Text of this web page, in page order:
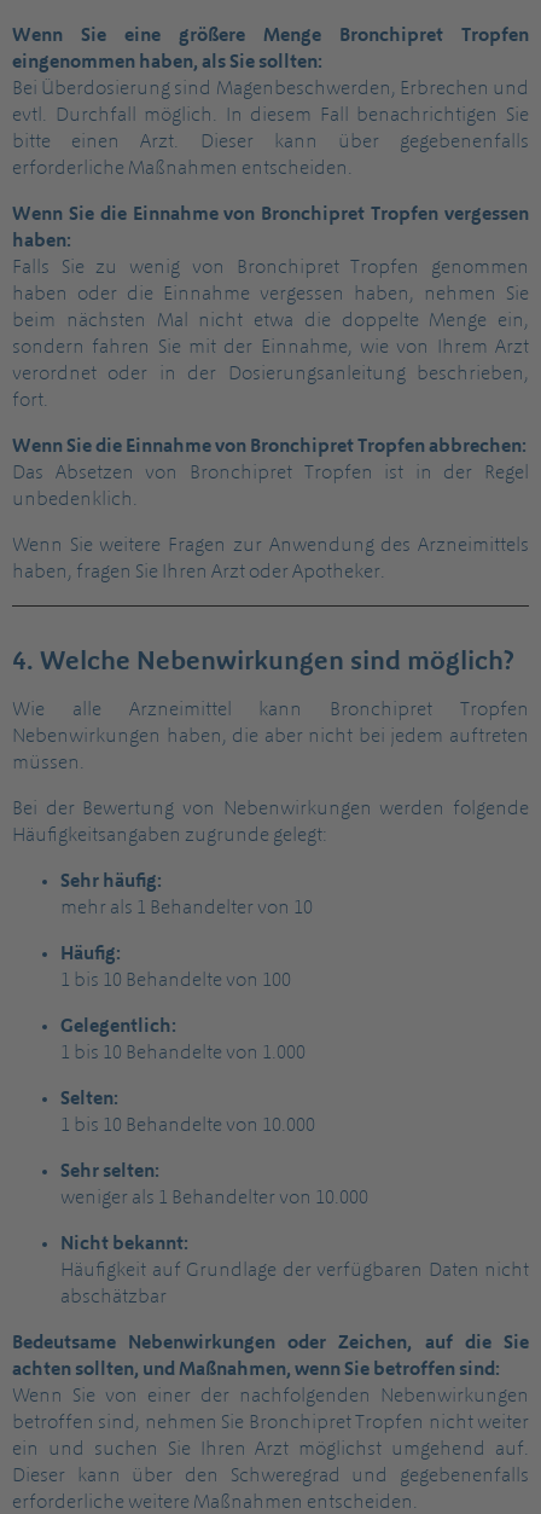
Wenn Sie eine größere Menge Bronchipret Tropfen
eingenommen haben, als Sie sollten:
Bei Überdosierung sind Magenbeschwerden, Erbrechen und
evtl. Durchfall möglich. In diesem Fall benachrichtigen Sie
bitte einen Arzt. Dieser kann über gegebenenfalls
erforderliche Maßnahmen entscheiden.
Wenn Sie die Einnahme von Bronchipret Tropfen vergessen
haben:
Falls Sie zu wenig von Bronchipret Tropfen genommen
haben oder die Einnahme vergessen haben, nehmen Sie
beim nächsten Mal nicht etwa die doppelte Menge ein,
sondern fahren Sie mit der Einnahme, wie von Ihrem Arzt
verordnet oder in der Dosierungsanleitung beschrieben,
fort.
Wenn Sie die Einnahme von Bronchipret Tropfen abbrechen:
Das Absetzen von Bronchipret Tropfen ist in der Regel
unbedenklich.
Wenn Sie weitere Fragen zur Anwendung des Arzneimittels
haben, fragen Sie Ihren Arzt oder Apotheker.
4. Welche Nebenwirkungen sind möglich?
Wie alle Arzneimittel kann Bronchipret Tropfen
Nebenwirkungen haben, die aber nicht bei jedem auftreten
müssen.
Bei der Bewertung von Nebenwirkungen werden folgende
Häufigkeitsangaben zugrunde gelegt:
Sehr häufig:
mehr als 1 Behandelter von 10
Häufig:
1 bis 10 Behandelte von 100
Gelegentlich:
1 bis 10 Behandelte von 1.000
Selten:
1 bis 10 Behandelte von 10.000
Sehr selten:
weniger als 1 Behandelter von 10.000
Nicht bekannt:
Häufigkeit auf Grundlage der verfügbaren Daten nicht
abschätzbar
Bedeutsame Nebenwirkungen oder Zeichen, auf die Sie
achten sollten, und Maßnahmen, wenn Sie betroffen sind:
Wenn Sie von einer der nachfolgenden Nebenwirkungen
betroffen sind, nehmen Sie Bronchipret Tropfen nicht weiter
ein und suchen Sie Ihren Arzt möglichst umgehend auf.
Dieser kann über den Schweregrad und gegebenenfalls
erforderliche weitere Maßnahmen entscheiden.